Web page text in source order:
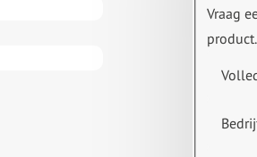
Vraag
product.